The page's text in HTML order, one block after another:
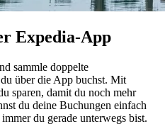
Expedia-App
sammle doppelte
über die App buchst. Mit
sparen, damit du noch mehr
du deine Buchungen einfach
du gerade unterwegs bist.